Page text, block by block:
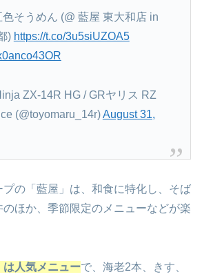
そうめん (@ 藍屋 東大和店 in
) https://t.co/3u5siUZOA5
ZX-14R HG / GRヤリス RZ
(@toyomaru_14r)August 31,
の「藍屋」は、和食に特化し、そば
ほか、季節限定のメニューなどが楽
は人気メニューで、 海老2本、きす、